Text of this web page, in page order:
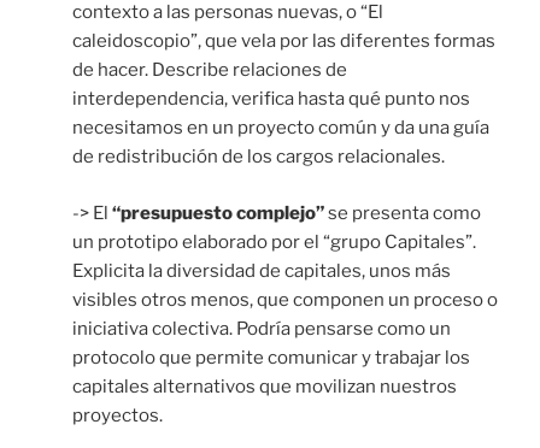
contexto a las personas nuevas, o “El
caleidoscopio”, que vela por las diferentes formas
de hacer. Describe relaciones de
interdependencia, verifica hasta qué punto nos
necesitamos en un proyecto común y da una guía
de redistribución de los cargos relacionales.
-> El “presupuesto complejo”se presenta como
un prototipo elaborado por el “grupo Capitales”.
Explicita la diversidad de capitales, unos más
visibles otros menos, que componen un proceso o
iniciativa colectiva. Podría pensarse como un
protocolo que permite comunicar y trabajar los
capitales alternativos que movilizan nuestros
proyectos.